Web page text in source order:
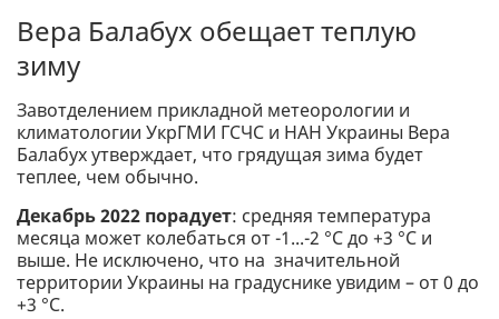
Вера Балабух обещает теплую
зиму
Завотделением прикладной метеорологии и
климатологии УкрГМИ ГСЧС и НАН Украины Вера
Балабух утверждает, что грядущая зима будет
теплее, чем обычно.
Декабрь 2022 порадует: средняя температура
месяца может колебаться от -1...-2 °С до +3 °С и
выше. Не исключено, что на значительной
территории Украины на градуснике увидим – от 0 до
+3 °С.